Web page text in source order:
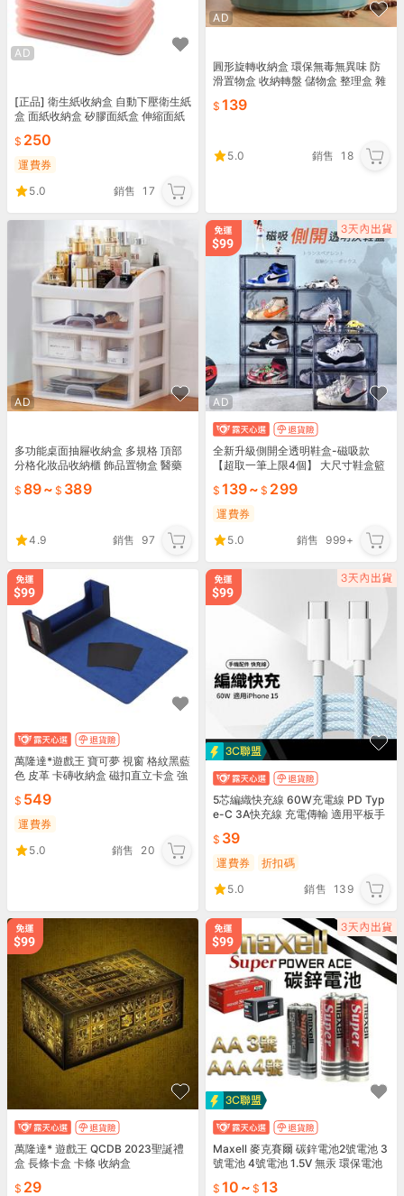
AD
[正品] 衛生紙收納盒 自動下壓衛生紙
盒 面紙收納盒 矽膠面紙盒 伸縮面紙
250
運費券
5.0
銷售 17
AD
圓形旋轉收納盒 環保無毒無異味 防
滑置物盒 收納轉盤 儲物盒 整理盒 雜
翰家庭百貨
139
5.0 銷售 18
AD
多功能桌面抽屜收納盒 多規格 頂部
分格化妝品收納櫃 飾品置物盒 醫藥
《約翰家庭百貨
89~ 389
4.9 銷售 97
AD
全新升級側開全透明鞋盒-磁吸款
【超取一筆上限4個】 大尺寸鞋盒籃
盒 139~ 299
運費券
5.0
銷售 999+
萬隆達*遊戲王 寶可夢 視窗 格紋黑藍
色 皮革 卡磚收納盒 磁扣直立卡盒 強
549
運費券
5.0
銷售 20
5芯編織快充線 60W充電線 PD Typ
e-C 3A快充線 充電傳輸 適用平板手
39
運費券
折扣碼
5.0
銷售 139
萬隆達* 遊戲王 QCDB 2023聖誕禮
盒 長條卡盒 卡條 收納盒
29
Maxell 麥克賽爾 碳鋅電池2號電池 3
號電池 4號電池 1.5V 無汞 環保電池
10 ~ 13